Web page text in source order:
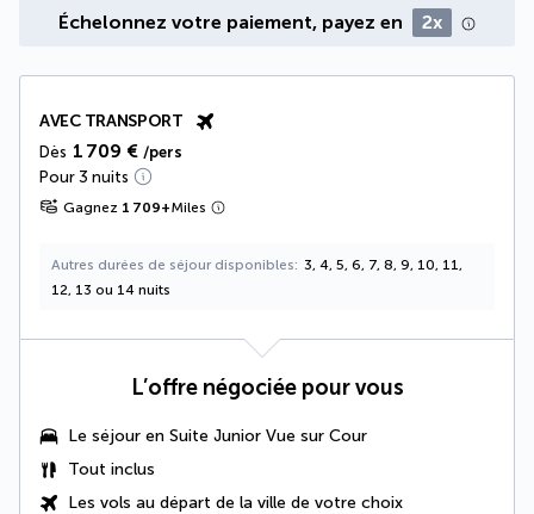
Échelonnez votre paiement, payez en 2x
AVEC TRANSPORT
Dès 1 709 € /pers
Pour 3 nuits
Gagnez 1 709+Miles
Autres durées de séjour disponibles
3, 4, 5, 6, 7, 8, 9, 10, 11,
12, 13 ou 14 nuits
L’offre négociée pour vous
Le séjour en Suite Junior Vue sur Cour
Tout inclus
Les vols au départ de la ville de votre choix